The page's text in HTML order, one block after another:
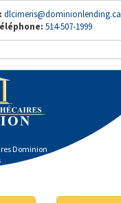
dlcimeris@dominionlending.ca
514-507-1999
Dominion